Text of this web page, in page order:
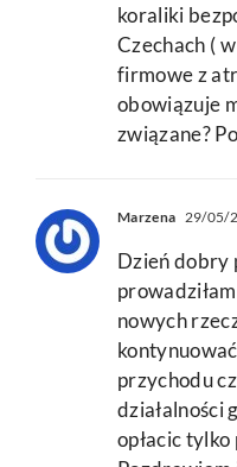
koraliki
Czechach (
firmowe z
obowiązuje
związane?
Marzena 29/05/
Dzień dobry
nowych
przychodu
działalności
opłacic